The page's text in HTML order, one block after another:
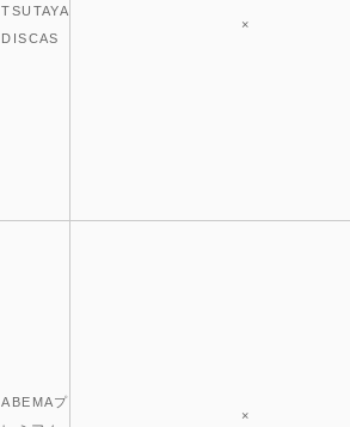
TSUTAYA
DISCAS
×
ABEMAプ
×